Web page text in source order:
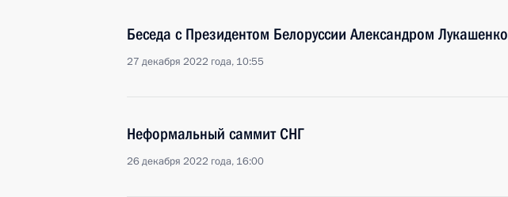
Беседа с Президентом Белоруссии Александром Лукашенко
27 декабря 2022 года, 10:55
Неформальный саммит СНГ
26 декабря 2022 года, 16:00